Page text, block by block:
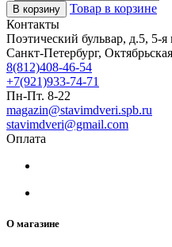
В корзину
Товар в корзине
Контакты
Поэтический бульвар, д.5, 5-
Санкт-Петербург,
8(812)408-46-54
+7(921)933-74-71
Пн-Пт. 8-22
magazin@stavimdveri.spb.ru
stavimdveri@gmail.com
Оплата
О магазине